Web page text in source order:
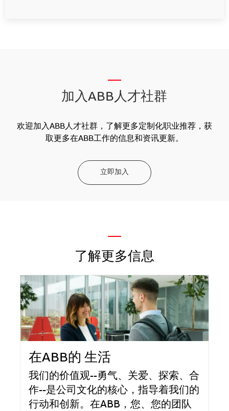
加入ABB人才社群
欢迎加入ABB人才社群，了解更多定制化职业推荐，获
取更多在ABB工作的信息和资讯更新。
立即加入
—
了解更多信息
在ABB的 生活
我们的价值观--勇气、关爱、探索、合
作--是公司文化的核心，指导着我们的
行动和创新。在ABB，您、您的团队